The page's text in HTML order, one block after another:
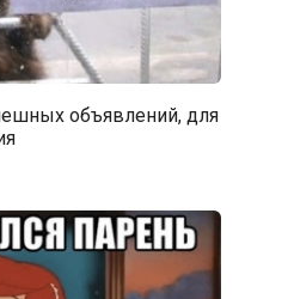
объявлений, для